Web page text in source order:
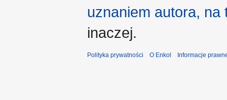
uznaniem autora,
inaczej.
Polityka prywatności O Enkol Informacje